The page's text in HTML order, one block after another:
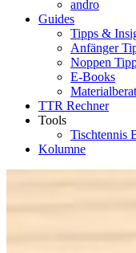
andro
Guides
Tipps &
Anfänger
Noppen
E-Books
TTR Rechner
Tools
Tischtennis
Kolumne